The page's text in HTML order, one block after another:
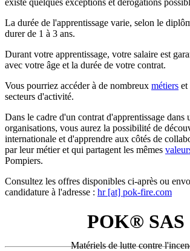
La durée de l'apprentissage varie, selon le
durer de 1 à 3 ans.
Durant votre apprentissage, votre salaire est
avec votre âge et la durée de votre contrat.
Vous pourriez accéder à de nombreux métiers et
secteurs d'activité.
Dans le cadre d'un contrat d'apprentissage dans
organisations, vous aurez la possibilité de
internationale et d'apprendre aux côtés de
par leur métier et qui partagent les mêmes
Pompiers.
Consultez les offres disponibles ci-après ou
candidature à l'adresse : hr [at] pok-fire.com
POK® SAS
Matériels de lutte contre